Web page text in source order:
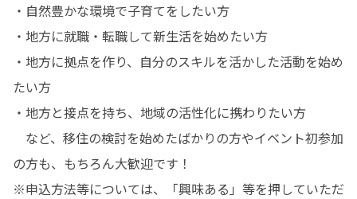
・自然豊かな環境で子育てをしたい方
・地方に就職・転職して新生活を始めたい方
・地方に拠点を作り、自分のスキルを活かした活動を始め
たい方
・地方と接点を持ち、地域の活性化に携わりたい方
など、移住の検討を始めたばかりの方やイベント初参加
の方も、もちろん大歓迎です！
※申込方法等については、「興味ある」等を押していただ